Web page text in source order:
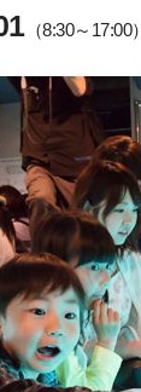
（8:30～17:00）